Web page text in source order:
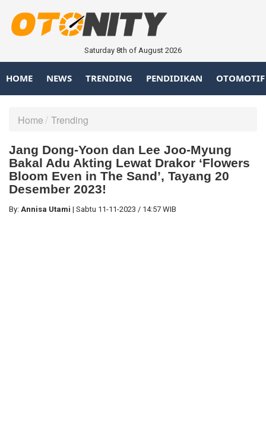
Saturday 8th of August 2026
HOME NEWS TRENDING PENDIDIKAN OTOMOTIF
Home Trending
Jang Dong-Yoon dan Lee Joo-Myung
Bakal Adu Akting Lewat Drakor ‘Flowers
Bloom Even in The Sand’, Tayang 20
Desember 2023!
By: Annisa Utami | Sabtu 11-11-2023 / 14:57 WIB